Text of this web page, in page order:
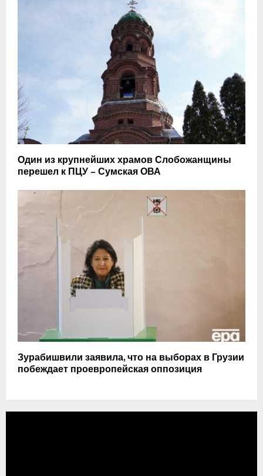
Один из крупнейших храмов Слобожанщины
перешел к ПЦУ – Сумская ОВА
Зурабишвили заявила, что на выборах в Грузии
побеждает проевропейская оппозиция